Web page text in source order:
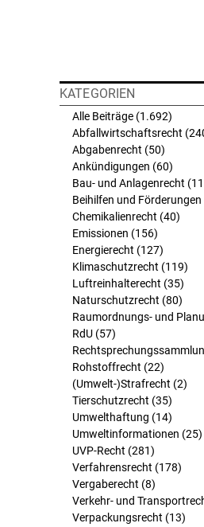
Alle Beiträge (1.692)
Abfallwirtschaftsrecht
Abgabenrecht (50)
Ankündigungen (60)
Bau- und Anlagenrecht
Beihilfen und Förderungen
Chemikalienrecht (40)
Emissionen (156)
Energierecht (127)
Klimaschutzrecht (119)
Luftreinhalterecht (35)
Naturschutzrecht (80)
Raumordnungs- und
RdU (57)
Rohstoffrecht (22)
(Umwelt-)Strafrecht (2)
Tierschutzrecht (35)
Umwelthaftung (14)
Umweltinformationen (25)
UVP-Recht (281)
Verfahrensrecht (178)
Vergaberecht (8)
Verkehr- und
Verpackungsrecht (13)
KATEGORIEN